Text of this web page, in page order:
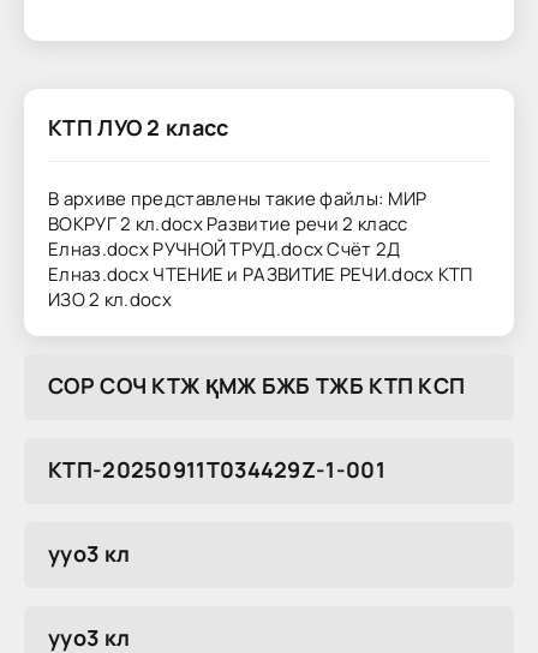
КТП ЛУО 2 класс
В архиве представлены такие файлы: МИР
ВОКРУГ 2 кл.docx Развитие речи 2 класс
Елназ.docx РУЧНОЙ ТРУД.docx Счёт 2Д
Елназ.docx ЧТЕНИЕ и РАЗВИТИЕ РЕЧИ.docx КТП
ИЗО 2 кл.docx
COP COЧ KTЖ ҚMЖ БЖБ TЖБ KTП KCП
КТП-20250911T034429Z-1-001
ууо3 кл
ууо3 кл